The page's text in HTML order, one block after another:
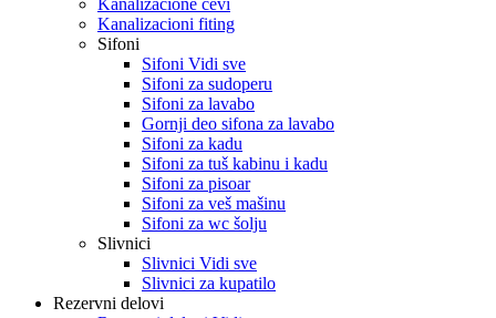
Kanalizacione cevi
Kanalizacioni fiting
Sifoni
Sifoni Vidi sve
Sifoni za sudoperu
Sifoni za lavabo
Gornji deo sifona za lavabo
Sifoni za kadu
Sifoni za tuš kabinu i kadu
Sifoni za pisoar
Sifoni za veš mašinu
Sifoni za wc šolju
Slivnici
Slivnici Vidi sve
Slivnici za kupatilo
Rezervni delovi